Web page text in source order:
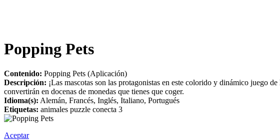
Popping Pets
Contenido: Popping Pets (Aplicación)
Descripción: ¡Las mascotas son las protagonistas en este colorido y dinámico juego
convertirán en docenas de monedas que tienes que coger.
Idioma(s): Alemán, Francés, Inglés, Italiano, Portugués
Etiquetas: animales puzzle conecta 3
Aceptar